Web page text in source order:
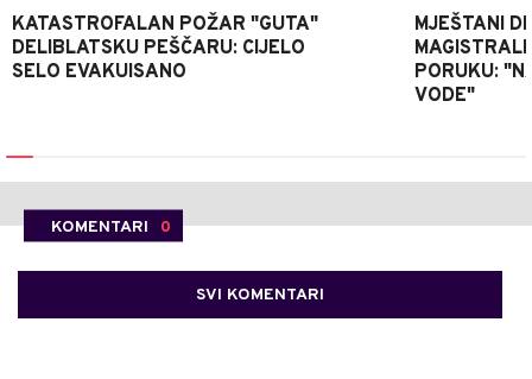
KATASTROFALAN POŽAR "GUTA"
DELIBLATSKU PEŠČARU: CIJELO
SELO EVAKUISANO
MJEŠTANI
PORUKU:
VODE"
KOMENTARI 0
SVI KOMENTARI